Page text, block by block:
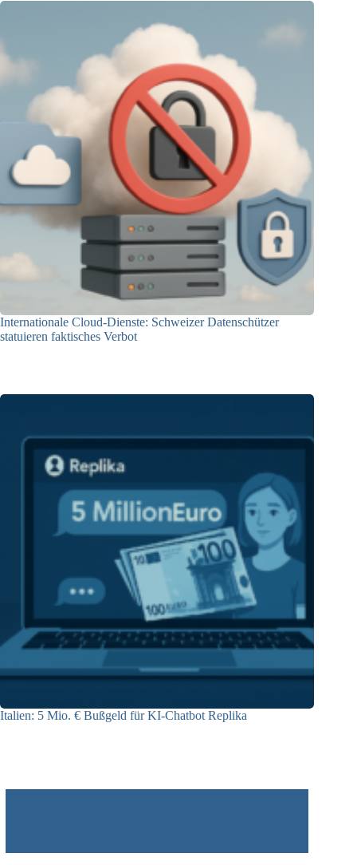
Internationale Cloud-Dienste: Schweizer Datenschützer
statuieren faktisches Verbot
Italien: 5 Mio. € Bußgeld für KI-Chatbot Replika